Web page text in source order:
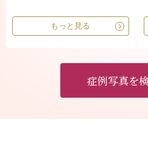
もっと見る
症例写真を